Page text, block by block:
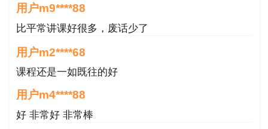
如有其他疑问，请与黄山市人力资源和社会保
障局驻市政务服务中心综合窗口联系，联系电话：
0559-2330639；或与黄山市人事考试院联系，联
系电话：0559-2359197。
用户m2****68
课程还是一如既往的好
用户m4****88
好 非常好 非常棒
用户m8****68
非常好